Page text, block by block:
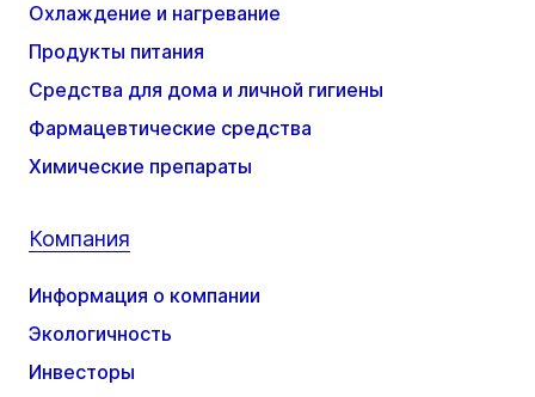
Охлаждение и нагревание
Продукты питания
Средства для дома и личной гигиены
Фармацевтические средства
Химические препараты
Компания
Информация о компании
Экологичность
Инвесторы